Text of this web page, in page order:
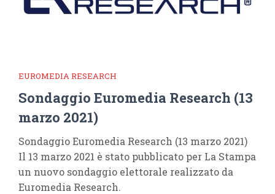
EUROMEDIA RESEARCH
Sondaggio Euromedia Research (13
marzo 2021)
Sondaggio Euromedia Research (13 marzo 2021)
Il 13 marzo 2021 è stato pubblicato per La Stampa
un nuovo sondaggio elettorale realizzato da
Euromedia Research.